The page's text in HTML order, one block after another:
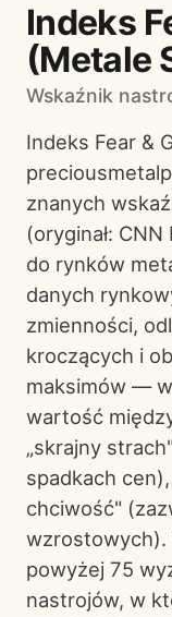
Indeks
(Metale
Wskaźnik
Indeks Fear &
znanych
(oryginał:
do rynków
danych
zmienności,
kroczących i
maksimów —
wartość
„skrajny
spadkach
chciwość"
wzrostowych).
powyżej 75
nastrojów, w